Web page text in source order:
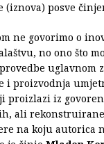
(iznova) posve
ne govorimo o
no ono što
uglavnom
i proizvodnja
proizlazi iz
ali
na koju autorica